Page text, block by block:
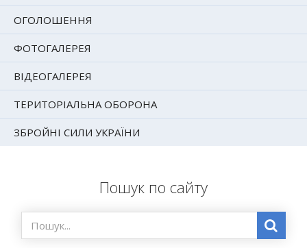
ОГОЛОШЕННЯ
ФОТОГАЛЕРЕЯ
ВІДЕОГАЛЕРЕЯ
ТЕРИТОРІАЛЬНА ОБОРОНА
ЗБРОЙНІ СИЛИ УКРАЇНИ
Пошук по сайту